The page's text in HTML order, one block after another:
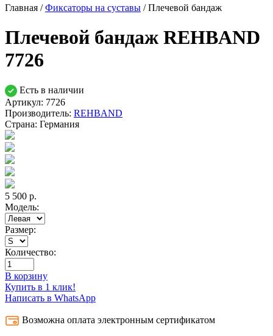
Главная /Фиксаторы на суставы /Плечевой бандаж
Плечевой бандаж REHBAND
7726
Есть в наличии
Артикул: 7726
Производитель: REHBAND
Страна: Германия
5 500 р.
Модель:
Размер:
Количество:
В корзину
Купить в 1 клик!
Написать в WhatsApp
Возможна оплата электронным сертификатом